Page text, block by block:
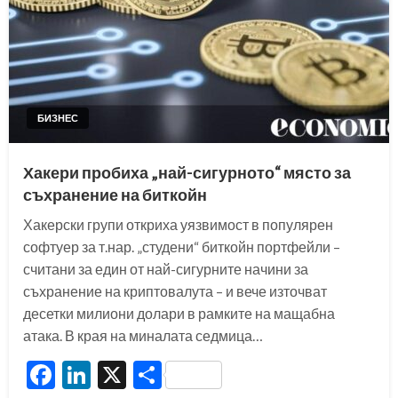
БИЗНЕС
Хакери пробиха „най-сигурното“ място за
съхранение на биткойн
Хакерски групи откриха уязвимост в популярен
софтуер за т.нар. „студени“ биткойн портфейли –
считани за един от най-сигурните начини за
съхранение на криптовалута – и вече източват
десетки милиони долари в рамките на мащабна
атака. В края на миналата седмица…
Facebook
LinkedIn
X Share